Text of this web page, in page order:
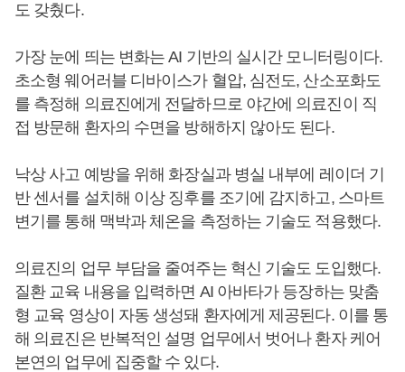
도 갖췄다.
가장 눈에 띄는 변화는 AI 기반의 실시간 모니터링이다.
초소형 웨어러블 디바이스가 혈압, 심전도, 산소포화도
를 측정해 의료진에게 전달하므로 야간에 의료진이 직
접 방문해 환자의 수면을 방해하지 않아도 된다.
낙상 사고 예방을 위해 화장실과 병실 내부에 레이더 기
반 센서를 설치해 이상 징후를 조기에 감지하고, 스마트
변기를 통해 맥박과 체온을 측정하는 기술도 적용했다.
의료진의 업무 부담을 줄여주는 혁신 기술도 도입했다.
질환 교육 내용을 입력하면 AI 아바타가 등장하는 맞춤
형 교육 영상이 자동 생성돼 환자에게 제공된다. 이를 통
해 의료진은 반복적인 설명 업무에서 벗어나 환자 케어
본연의 업무에 집중할 수 있다.